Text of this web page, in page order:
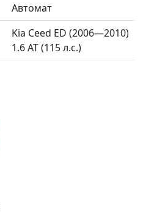
Автомат
Kia Ceed ED (2006—2010)
1.6 AT (115 л.с.)